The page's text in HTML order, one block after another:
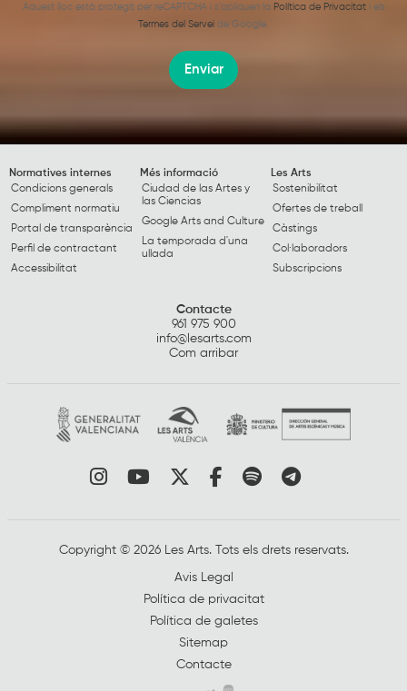
Aquest lloc està protegit per reCAPTCHA i s’apliquen la Política de Privacitati els
Termes del Servei de Google.
Enviar
Normatives internes
Condicions generals
Compliment normatiu
Portal de transparència
Perfil de contractant
Accessibilitat
Més informació
Ciudad de las Artes y
las Ciencias
Google Arts and Culture
La temporada d'una
ullada
Les Arts
Sostenibilitat
Ofertes de treball
Càstings
Col·laboradors
Subscripcions
Contacte
961 975 900
info@lesarts.com
Com arribar
Link a instagram
Link a youtube
Link a twitter
Link a facebook
Link a spotify
Link a
Copyright © 2026 Les Arts. Tots els drets reservats.
Avis Legal
Política de privacitat
Política de galetes
Sitemap
Contacte